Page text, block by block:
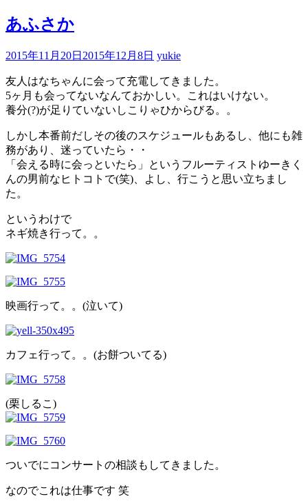
あふさか
2015年11月20日 2015年12月8日 yukie
友人はなちゃんに会って充電してきました。
5ヶ月も会ってないなんておかしい。これはいけない。
養分(?)が足りていないしこりゃひからびる。。
しかし本番前だしその後のスケジュールもあるし、他にも雑
務があり、迷っていたら・・
「会える時に会っといたら」というフルーティストゆーきく
んの男前なヒトコトで(笑)、よし、行こうと思い立ちまし
た。
というわけで
ネギ焼き行って。。
映画行って。。(泣いて)
カフェ行って。。(お餅ついてる)
(栗しるこ)
ついでにコンサートの相談もしてきました。
なのでこれは仕事です 笑